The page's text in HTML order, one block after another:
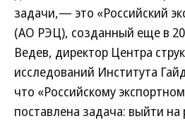
задачи,— это «Российский
(АО РЭЦ), созданный еще в
Ведев, директор Центра
исследований Института
что «Российскому
поставлена задача: выйти на